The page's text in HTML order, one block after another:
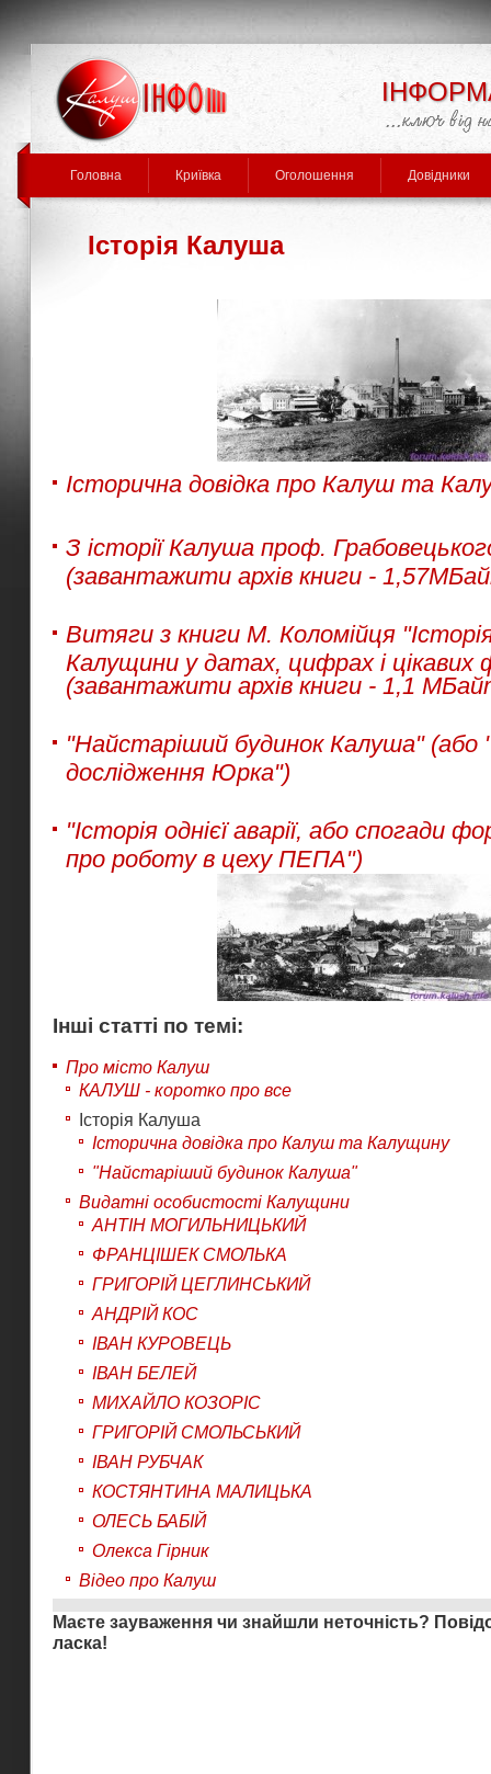
Головна Криївка Оголошення Довідники
Історія Калуша
Історична довідка про Калуш та
З історії Калуша проф.
(завантажити архів книги -
Витяги з книги М. Коломійця
Калущини у датах, цифрах і цікавих
(завантажити архів книги - 1,1
"Найстаріший будинок Калуша" (або
дослідження Юрка")
"Історія однієї аварії, або спогади
про роботу в цеху ПЕПА")
Інші статті по темі:
Про місто Калуш
КАЛУШ - коротко про все
Історія Калуша
Історична довідка про Калуш та Калущину
"Найстаріший будинок Калуша"
Видатні особистості Калущини
АНТІН МОГИЛЬНИЦЬКИЙ
ФРАНЦІШЕК СМОЛЬКА
ГРИГОРІЙ ЦЕГЛИНСЬКИЙ
АНДРІЙ КОС
ІВАН КУРОВЕЦЬ
ІВАН БЕЛЕЙ
МИХАЙЛО КОЗОРІС
ГРИГОРІЙ СМОЛЬСЬКИЙ
ІВАН РУБЧАК
КОСТЯНТИНА МАЛИЦЬКА
ОЛЕСЬ БАБІЙ
Олекса Гірник
Відео про Калуш
Маєте зауваження чи знайшли неточність?
ласка!